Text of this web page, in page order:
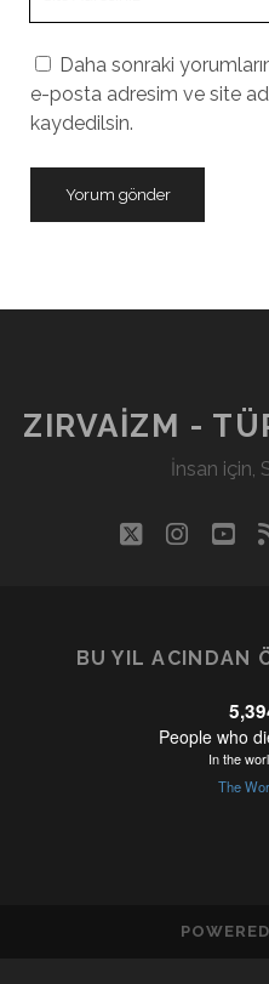
Daha sonraki
e-posta adresim ve site
kaydedilsin.
ZIRVAIZM -
İnsan için,
twitter
BU YIL ACINDAN